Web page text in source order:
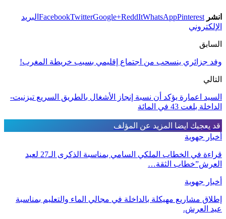
انشر FacebookTwitterGoogle+ReddItWhatsAppPinterest
البريد
الإلكتروني
السابق
وفد جزائري ينسحب من اجتماع إقليمي بسبب خريطة المغرب!
التالي
السيد اعمارة يؤكد أن نسبة إنجاز الأشغال بالطريق السريع تيزنيت-
الداخلة بلغت 43 في المائة
قد يعجبك ايضا المزيد عن المؤلف
أخبار جهوية
قراءة في الخطاب الملكي السامي بمناسبة الذكرى الـ27 لعيد
العرش”خطاب الثقة…
أخبار جهوية
إطلاق مشاريع مهيكلة بالداخلة في مجالي الماء والتعليم بمناسبة
عيد العرش.